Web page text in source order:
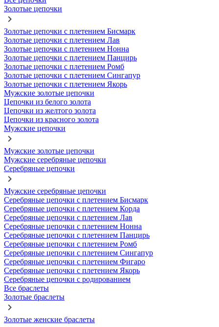
Золотые цепочки
Золотые цепочки с плетением Бисмарк
Золотые цепочки с плетением Лав
Золотые цепочки с плетением Нонна
Золотые цепочки с плетением Панцирь
Золотые цепочки с плетением Ромб
Золотые цепочки с плетением Сингапур
Золотые цепочки с плетением Якорь
Мужские золотые цепочки
Цепочки из белого золота
Цепочки из желтого золота
Цепочки из красного золота
Мужские цепочки
Мужские золотые цепочки
Мужские серебряные цепочки
Серебряные цепочки
Мужские серебряные цепочки
Серебряные цепочки с плетением Бисмарк
Серебряные цепочки с плетением Корда
Серебряные цепочки с плетением Лав
Серебряные цепочки с плетением Нонна
Серебряные цепочки с плетением Панцирь
Серебряные цепочки с плетением Ромб
Серебряные цепочки с плетением Сингапур
Серебряные цепочки с плетением Фигаро
Серебряные цепочки с плетением Якорь
Серебряные цепочки с родированием
Все браслеты
Золотые браслеты
Золотые женские браслеты